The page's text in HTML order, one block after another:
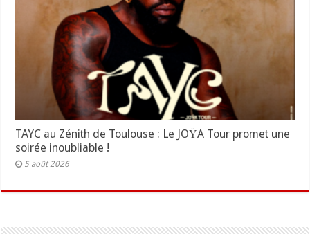
TAYC au Zénith de Toulouse : Le JOŸA Tour promet une
soirée inoubliable !
5 août 2026